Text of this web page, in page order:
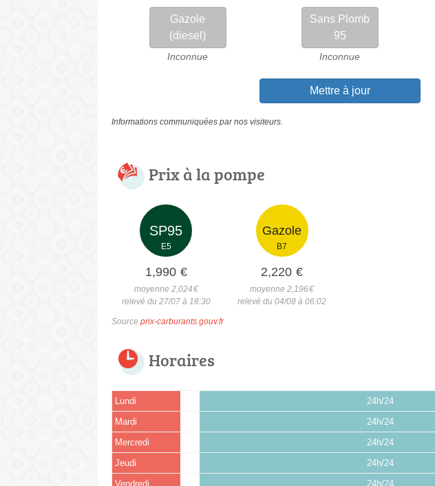
Gazole
(diesel)
Inconnue
Sans Plomb
95
Inconnue
Mettre à jour
Informations communiquées par nos visiteurs.
Prix à la pompe
SP95
E5
1,990 €
moyenne 2,024€
relevé du 27/07 à 18:30
Gazole
B7
2,220 €
moyenne 2,196€
relevé du 04/08 à 06:02
Source prix-carburants.gouv.fr
Horaires
Lundi 24h/24
Mardi 24h/24
Mercredi 24h/24
Jeudi 24h/24
Vendredi 24h/24